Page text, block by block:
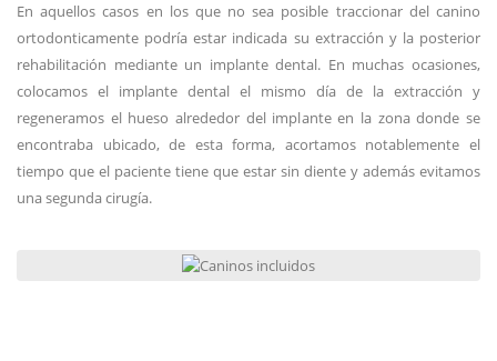
En aquellos casos en los que no sea posible traccionar del canino
ortodonticamente podría estar indicada su extracción y la posterior
rehabilitación mediante un implante dental. En muchas ocasiones,
colocamos el implante dental el mismo día de la extracción y
regeneramos el hueso alrededor del implante en la zona donde se
encontraba ubicado, de esta forma, acortamos notablemente el
tiempo que el paciente tiene que estar sin diente y además evitamos
una segunda cirugía.